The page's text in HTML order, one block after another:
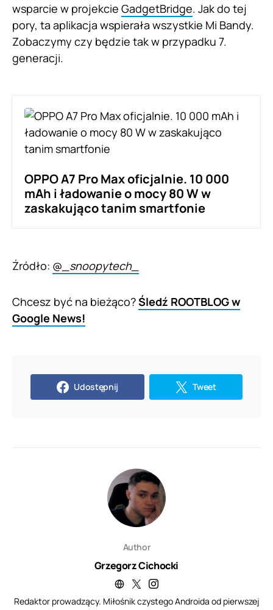
wsparcie w projekcie GadgetBridge. Jak do tej
pory, ta aplikacja wspierała wszystkie Mi Bandy.
Zobaczymy czy będzie tak w przypadku 7.
generacji.
OPPO A7 Pro Max oficjalnie. 10 000
mAh i ładowanie o mocy 80 W w
zaskakująco tanim smartfonie
Źródło: @ _snoopytech_
Chcesz być na bieżąco?Śledź ROOTBLOG w
Google News!
Udostępnij Tweet
Author
Grzegorz Cichocki
Redaktor prowadzący. Miłośnik czystego Androida od pierwszej